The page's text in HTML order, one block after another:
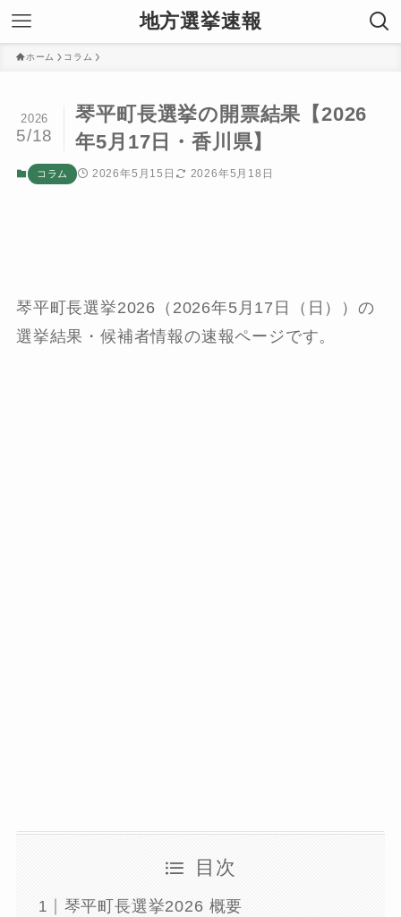
地方選挙速報
ホーム コラム
琴平町長選挙の開票結果【2026
年5月17日・香川県】
2026
5/18
コラム 2026年5月15日 2026年5月18日
琴平町長選挙2026（2026年5月17日（日））の
選挙結果・候補者情報の速報ページです。
目次
琴平町長選挙2026 概要